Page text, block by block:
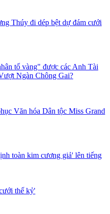
Thúy đi dép bệt dự đám cưới
tố vàng" được các Anh Tài
Ngàn Chông Gai?
Văn hóa Dân tộc Miss Grand
toàn kim cương giả' lên tiếng
thế kỷ'